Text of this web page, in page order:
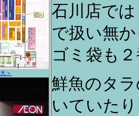
＞
石川店で
で扱い無
ゴミ袋も
鮮魚のタ
いていた